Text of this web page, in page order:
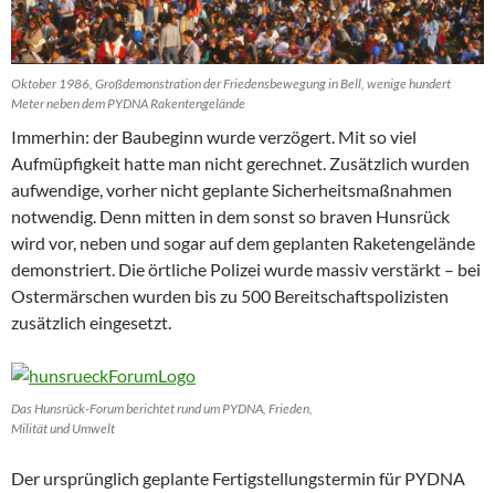
Oktober 1986, Großdemonstration der Friedensbewegung in Bell, wenige hundert
Meter neben dem PYDNA Rakentengelände
Immerhin: der Baubeginn wurde verzögert. Mit so viel
Aufmüpfigkeit hatte man nicht gerechnet. Zusätzlich wurden
aufwendige, vorher nicht geplante Sicherheitsmaßnahmen
notwendig. Denn mitten in dem sonst so braven Hunsrück
wird vor, neben und sogar auf dem geplanten Raketengelände
demonstriert. Die örtliche Polizei wurde massiv verstärkt – bei
Ostermärschen wurden bis zu 500 Bereitschaftspolizisten
zusätzlich eingesetzt.
Das Hunsrück-Forum berichtet rund um PYDNA, Frieden,
Milität und Umwelt
Der ursprünglich geplante Fertigstellungstermin für PYDNA